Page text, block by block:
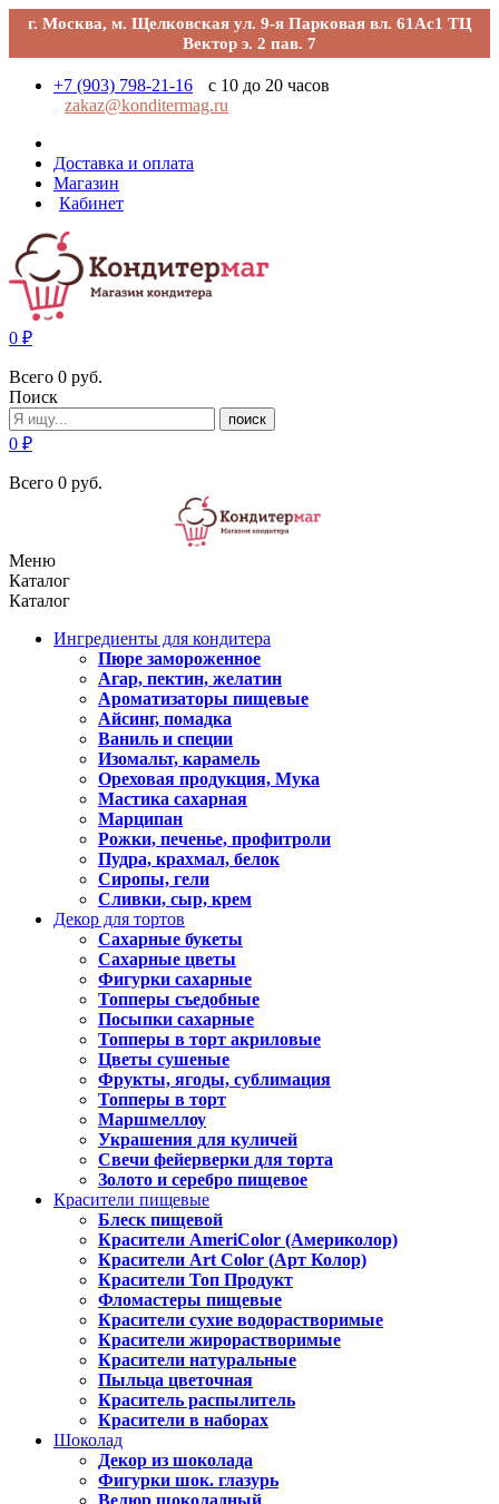
г. Москва, м. Щелковская ул. 9-я Парковая вл. 61Ас1 ТЦ
Вектор э. 2 пав. 7
+7 (903) 798-21-16
с 10 до 20 часов
zakaz@konditermag.ru
Доставка и оплата
Магазин
Кабинет
0 ₽
Всего 0 руб.
Поиск
поиск
0 ₽
Всего 0 руб.
Меню
Каталог
Каталог
Ингредиенты для кондитера
Пюре замороженное
Агар, пектин, желатин
Ароматизаторы пищевые
Айсинг, помадка
Ваниль и специи
Изомальт, карамель
Ореховая продукция, Мука
Мастика сахарная
Марципан
Рожки, печенье, профитроли
Пудра, крахмал, белок
Сиропы, гели
Сливки, сыр, крем
Декор для тортов
Сахарные букеты
Сахарные цветы
Фигурки сахарные
Топперы съедобные
Посыпки сахарные
Топперы в торт акриловые
Цветы сушеные
Фрукты, ягоды, сублимация
Топперы в торт
Маршмеллоу
Украшения для куличей
Свечи фейерверки для торта
Золото и серебро пищевое
Красители пищевые
Блеск пищевой
Красители AmeriColor (Америколор)
Красители Art Color (Арт Колор)
Красители Топ Продукт
Фломастеры пищевые
Красители сухие водорастворимые
Красители жирорастворимые
Красители натуральные
Пыльца цветочная
Краситель распылитель
Красители в наборах
Шоколад
Декор из шоколада
Фигурки шок. глазурь
Велюр шоколадный